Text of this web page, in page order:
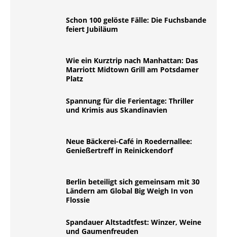
Schon 100 gelöste Fälle: Die Fuchsbande
feiert Jubiläum
Wie ein Kurztrip nach Manhattan: Das
Marriott Midtown Grill am Potsdamer
Platz
Spannung für die Ferientage: Thriller
und Krimis aus Skandinavien
Neue Bäckerei-Café in Roedernallee:
Genießertreff in Reinickendorf
Berlin beteiligt sich gemeinsam mit 30
Ländern am Global Big Weigh In von
Flossie
Spandauer Altstadtfest: Winzer, Weine
und Gaumenfreuden